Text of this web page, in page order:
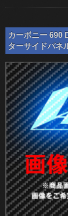
カーボニー 690
ターサイドパネ